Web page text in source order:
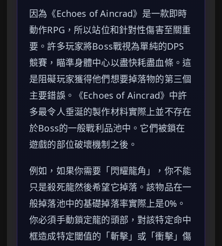
因為《Echoes of Aincrad》是一款即時
動作RPG，所以站位和針對性傷害至關重
要。許多玩家將Boss戰視為單純的DPS
競賽，瞄準身體中心以盡快耗盡血條。這
是阻礙玩家獲得他們想要掉落物的第三個
主要錯誤。《Echoes of Aincrad》中許
多最令人垂涎的製作材料實際上並不存在
於Boss的一般戰利品池中。它們被鎖在
遊戲的部位破壞機制之後。
例如，如果你需要「閃耀龍角」，你不能
只是殺死龍然後希望它掉落。該物品在一
般掉落池中的基礎掉落率實際上是0%。
你必須手動鎖定龍的頭部，對該特定命中
框造成特定閾值的「斬擊」或「衝擊」傷